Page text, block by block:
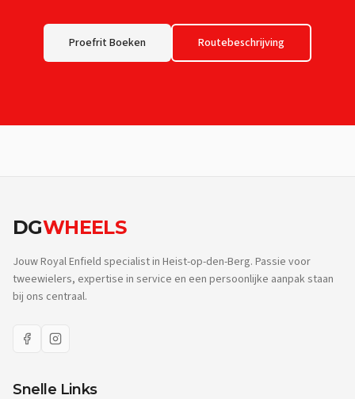
Proefrit Boeken Routebeschrijving
DGWHEELS
Jouw Royal Enfield specialist in Heist-op-den-Berg. Passie voor
tweewielers, expertise in service en een persoonlijke aanpak staan
bij ons centraal.
Snelle Links